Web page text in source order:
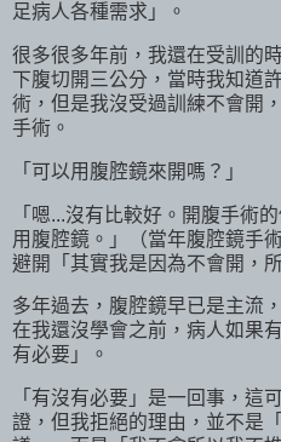
足病人各種需求」。
很多很多年前，我還在受訓的
下腹切開三公分，當時我知道
術，但是我沒受過訓練不會開
手術。
「可以用腹腔鏡來開嗎？」
「嗯...沒有比較好。開腹手術
用腹腔鏡。」（當年腹腔鏡手
避開「其實我是因為不會開，
多年過去，腹腔鏡早已是主流
在我還沒學會之前，病人如果
有必要」。
「有沒有必要」是一回事，這
證，但我拒絕的理由，並不是